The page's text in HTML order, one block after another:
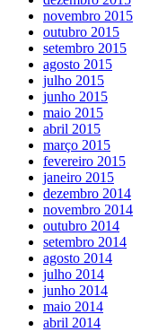
novembro 2015
outubro 2015
setembro 2015
agosto 2015
julho 2015
junho 2015
maio 2015
abril 2015
março 2015
fevereiro 2015
janeiro 2015
dezembro 2014
novembro 2014
outubro 2014
setembro 2014
agosto 2014
julho 2014
junho 2014
maio 2014
abril 2014